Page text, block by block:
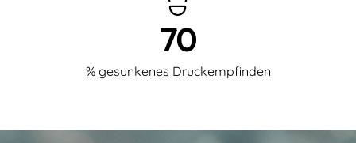
70
% gesunkenes Druckempfinden